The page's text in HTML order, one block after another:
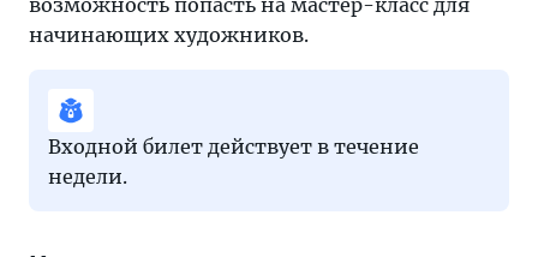
возможность попасть на мастер-класс для
начинающих художников.
Входной билет действует в течение
недели.